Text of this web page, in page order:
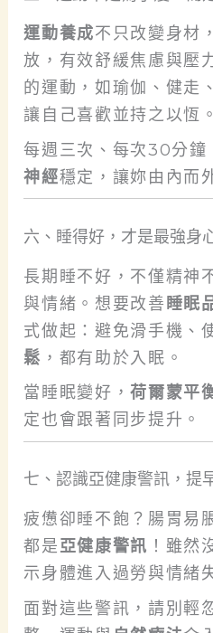
運動養成不只改變身材
放，有效舒緩焦慮與壓
的運動，如瑜伽、健走
讓自己喜歡並持之以恆。
每週三次、每次30分鐘
神經穩定，讓妳由內而
六、睡得好，才是最強身
長期睡不好，不僅精神
與情緒。想要改善 睡眠
式做起：避免滑手機、
鬆 ，都有助於入眠。
當睡眠變好，荷爾蒙平
定也會跟著同步提升。
七、認識亞健康警訊，提
疲憊卻睡不飽？腸胃易
都是亞健康警訊 ！雖然
示身體進入過勞與情緒
面對這些警訊，請別輕